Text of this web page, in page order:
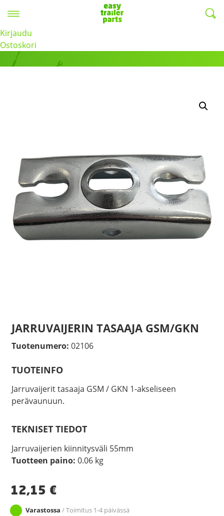
Kirjaudu
Ostoskori
Tuotteet
JARRUVAIJERIN TASAAJA GSM/GKN
Tuotenumero: 02106
TUOTEINFO
Jarruvaijerit tasaaja GSM / GKN 1-akseliseen
perävaunuun.
TEKNISET TIEDOT
Jarruvaijerien kiinnitysväli 55mm
Tuotteen paino: 0.06 kg
12,15 €
Varastossa / Toimitus 1-4 päivässä